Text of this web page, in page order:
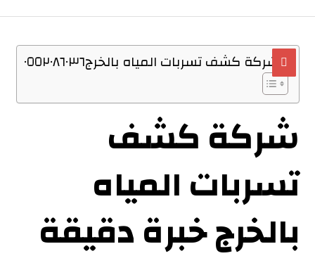
شركة كشف تسربات المياه بالخرج٠٥٥٢٠٨٦٠٣٦
شركة كشف
تسربات المياه
بالخرج خبرة دقيقة